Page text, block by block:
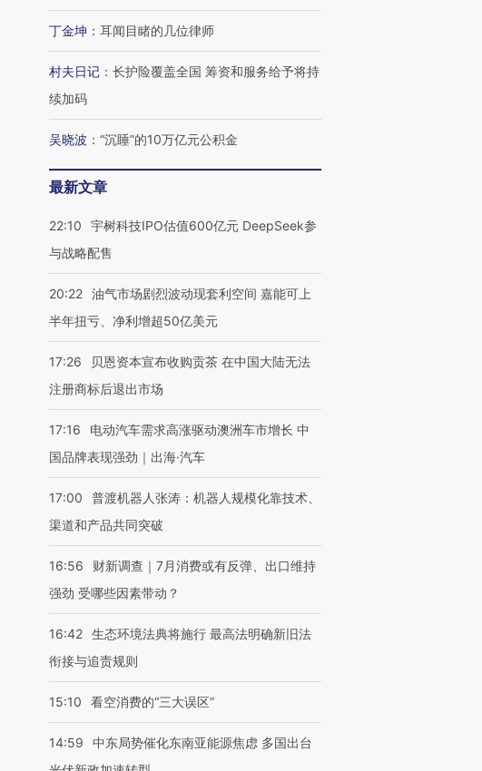
丁金坤 ： 耳闻目睹的几位律师
村夫日记 ： 长护险覆盖全国 筹资和服务给予将持
续加码
吴晓波 ： “沉睡”的10万亿元公积金
最新文章
22:10
宇树科技IPO估值600亿元 DeepSeek参
与战略配售
20:22 油气市场剧烈波动现套利空间 嘉能可上
半年扭亏、净利增超50亿美元
17:26
贝恩资本宣布收购贡茶 在中国大陆无法
注册商标后退出市场
17:16
电动汽车需求高涨驱动澳洲车市增长 中
国品牌表现强劲｜出海·汽车
17:00
普渡机器人张涛：机器人规模化靠技术、
渠道和产品共同突破
16:56
财新调查｜7月消费或有反弹、出口维持
强劲 受哪些因素带动？
16:42 生态环境法典将施行 最高法明确新旧法
衔接与追责规则
15:10 看空消费的“三大误区”
14:59
中东局势催化东南亚能源焦虑 多国出台